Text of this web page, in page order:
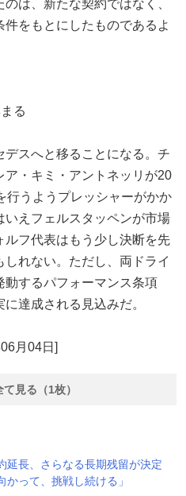
は、新たな契約ではなく、
をもとにしたものであるよ
る
スへと移ることになる。チ
ア・キミ・アントネッリが20
行うようプレッシャーがかか
いえフェルスタッペンが市場
フ代表はもう少し決断を先
れない。ただし、両ドライ
するパフォーマンス条項
達成される見込みだ。
月04日]
見る（1枚）
延長、さらなる長期残留が決定
かって、挑戦し続ける」